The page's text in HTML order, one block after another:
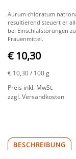
Aurum chloratum
resultierend steuert er
bei Einschlafstörungen
Frauenmittel.
€ 10,30
€ 10,30/ 100 g
Preis inkl. MwSt.
zzgl. Versandkosten
BESCHREIBUNG